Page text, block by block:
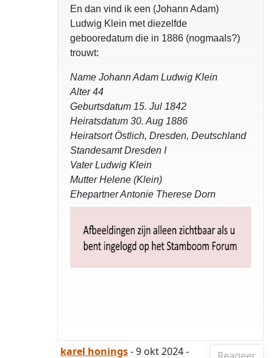
En dan vind ik een (Johann Adam)
Ludwig Klein met diezelfde
gebooredatum die in 1886 (nogmaals?)
trouwt:
Name Johann Adam Ludwig Klein
Alter 44
Geburtsdatum 15. Jul 1842
Heiratsdatum 30. Aug 1886
Heiratsort Östlich, Dresden, Deutschland
Standesamt Dresden I
Vater Ludwig Klein
Mutter Helene (Klein)
Ehepartner Antonie Therese Dorn
karel honings- 9 okt 2024 -